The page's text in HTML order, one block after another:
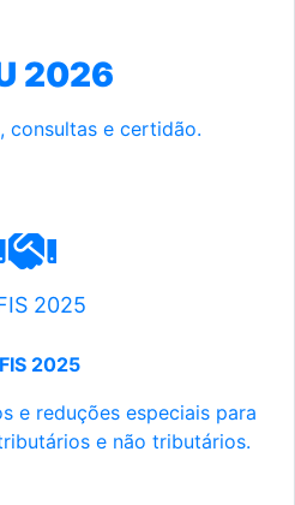
2026
consultas e certidão.
2025
2025
e reduções especiais para
e não tributários.